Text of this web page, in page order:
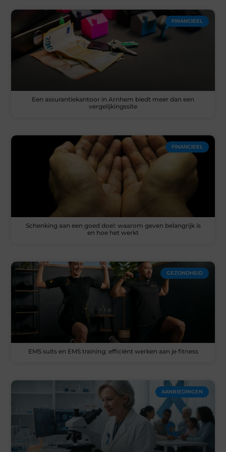
FINANCIEEL
Een assurantiekantoor in Arnhem biedt meer dan een
vergelijkingssite
FINANCIEEL
Schenking aan een goed doel: waarom geven belangrijk is
en hoe het werkt
GEZONDHEID
EMS suits en EMS training: efficiënt werken aan je fitness
AANBIEDINGEN